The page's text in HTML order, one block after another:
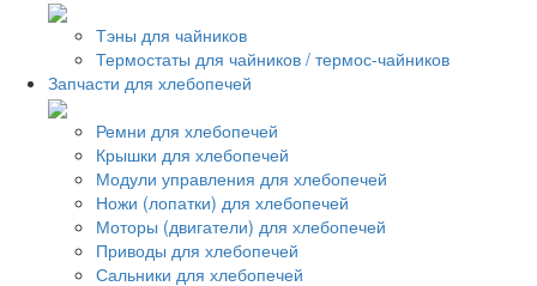
Тэны для чайников
Термостаты для чайников / термос-чайников
Запчасти для хлебопечей
Ремни для хлебопечей
Крышки для хлебопечей
Модули управления для хлебопечей
Ножи (лопатки) для хлебопечей
Моторы (двигатели) для хлебопечей
Приводы для хлебопечей
Сальники для хлебопечей